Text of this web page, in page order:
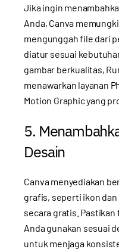
Jika ingin
Anda, Canva
mengunggah file dari
diatur sesuai
gambar berkualitas,
menawarkan layanan
Motion Graphicyang
5.
Desain
Canva menyediakan
grafis, seperti ikon
secara gratis. Pastikan
Anda gunakan sesuai
untuk menjaga